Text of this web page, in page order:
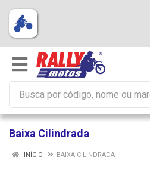
Baixa Cilindrada
INÍCIO BAIXA CILINDRADA